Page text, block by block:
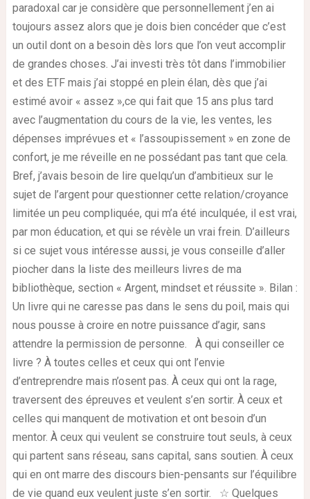
paradoxal car je considère que personnellement j’en ai
toujours assez alors que je dois bien concéder que c’est
un outil dont on a besoin dès lors que l’on veut accomplir
de grandes choses. J’ai investi très tôt dans l’immobilier
et des ETF mais j’ai stoppé en plein élan, dès que j’ai
estimé avoir « assez »,ce qui fait que 15 ans plus tard
avec l’augmentation du cours de la vie, les ventes, les
dépenses imprévues et « l’assoupissement » en zone de
confort, je me réveille en ne possédant pas tant que cela.
Bref, j’avais besoin de lire quelqu’un d’ambitieux sur le
sujet de l’argent pour questionner cette relation/croyance
limitée un peu compliquée, qui m’a été inculquée, il est vrai,
par mon éducation, et qui se révèle un vrai frein. D’ailleurs
si ce sujet vous intéresse aussi, je vous conseille d’aller
piocher dans la liste des meilleurs livres de ma
bibliothèque, section « Argent, mindset et réussite ». Bilan :
Un livre qui ne caresse pas dans le sens du poil, mais qui
nous pousse à croire en notre puissance d’agir, sans
attendre la permission de personne. À qui conseiller ce
livre ? À toutes celles et ceux qui ont l’envie
d’entreprendre mais n’osent pas. À ceux qui ont la rage,
traversent des épreuves et veulent s’en sortir. À ceux et
celles qui manquent de motivation et ont besoin d’un
mentor. À ceux qui veulent se construire tout seuls, à ceux
qui partent sans réseau, sans capital, sans soutien. À ceux
qui en ont marre des discours bien-pensants sur l’équilibre
de vie quand eux veulent juste s’en sortir. ☆ Quelques